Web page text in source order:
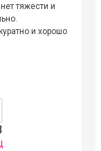
тяжести и
и хорошо